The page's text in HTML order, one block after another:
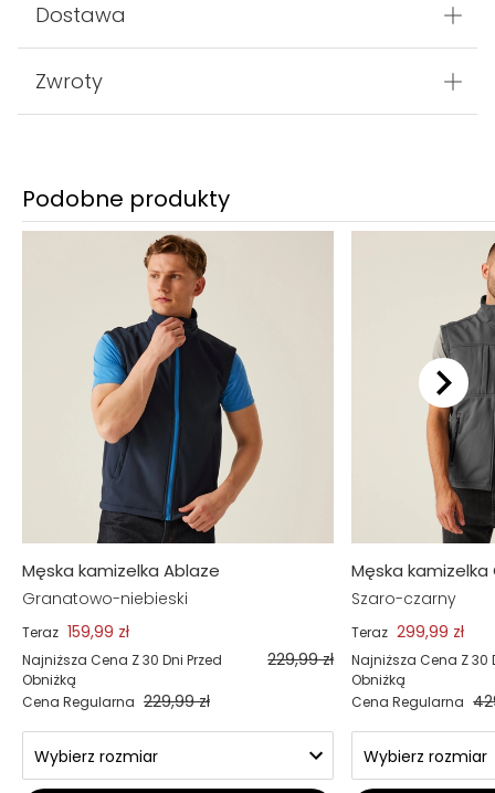
Dostawa
Zwroty
Podobne produkty
Męska kamizelka Ablaze
Granatowo-niebieski
Teraz 159,99 zł
Najniższa Cena Z 30 Dni Przed
Obniżką
229,99 zł
Cena Regularna 229,99 zł
Męska
Szaro-czarny
Teraz 299,99 zł
Najniższa Cena Z 30
Obniżką
Cena Regularna